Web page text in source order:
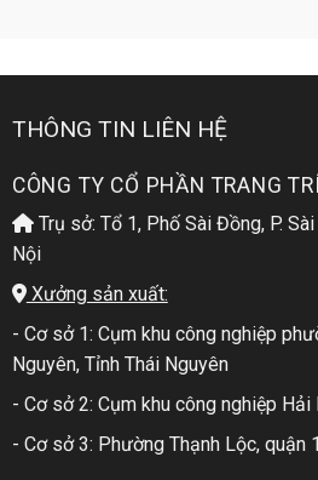
THÔNG TIN LIÊN HỆ
CÔNG TY CỔ PHẦN TRANG
Trụ sở: Tổ 1, Phố Sài Đồng, P.
Nội
Xưởng sản xuất:
- Cơ sở 1: Cụm khu công nghiệp
Nguyên, Tỉnh Thái Nguyên
- Cơ sở 2: Cụm khu công nghiệp
- Cơ sở 3: Phường Thạnh Lộc, quận